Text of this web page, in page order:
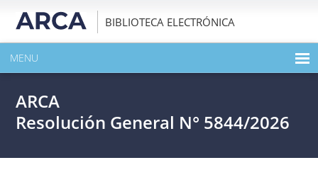
BIBLIOTECA ELECTRÓNICA
MENU
EXPANDIR TODO EL CONTENIDO DE LA PUBLICACIÓN
ARCA
Resolución General N° 5844/2026